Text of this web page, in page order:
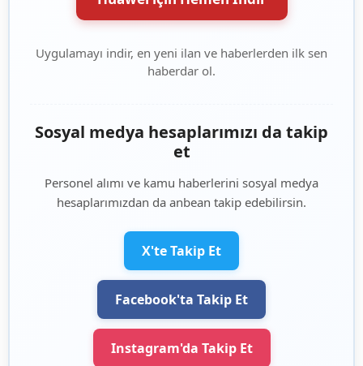
Uygulamayı indir, en yeni ilan ve haberlerden ilk sen
haberdar ol.
Sosyal medya hesaplarımızı da takip
et
Personel alımı ve kamu haberlerini sosyal medya
hesaplarımızdan da anbean takip edebilirsin.
X'te Takip Et
Facebook'ta Takip Et
Instagram'da Takip Et